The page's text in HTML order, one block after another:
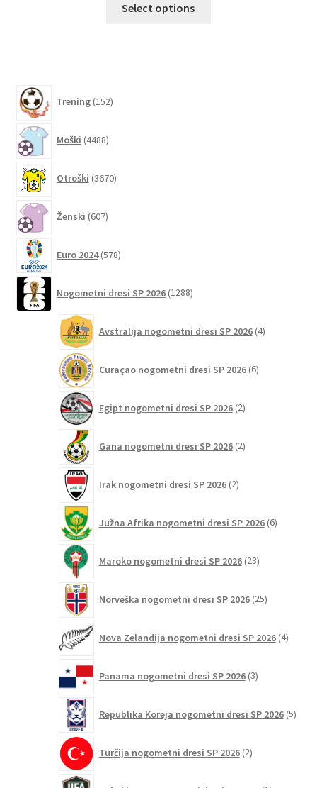
Select options
Trening 152izdelkov
Moški 4488izdelkov
Otroški 3670izdelkov
Ženski 607izdelkov
Euro 2024 578izdelkov
Nogometni dresi SP 2026 1288izdelkov
Avstralija nogometni dresi SP 2026 4izdelki
Curaçao nogometni dresi SP 2026 6izdelkov
Egipt nogometni dresi SP 2026 2izdelka
Gana nogometni dresi SP 2026 2izdelka
Irak nogometni dresi SP 2026 2izdelka
Južna Afrika nogometni dresi SP 2026 6izdelkov
Maroko nogometni dresi SP 2026 23izdelkov
Norveška nogometni dresi SP 2026 25izdelkov
Nova Zelandija nogometni dresi SP 2026 4izdelki
Panama nogometni dresi SP 2026 3izdelki
Republika Koreja nogometni dresi SP 2026 5
Turčija nogometni dresi SP 2026 2izdelka